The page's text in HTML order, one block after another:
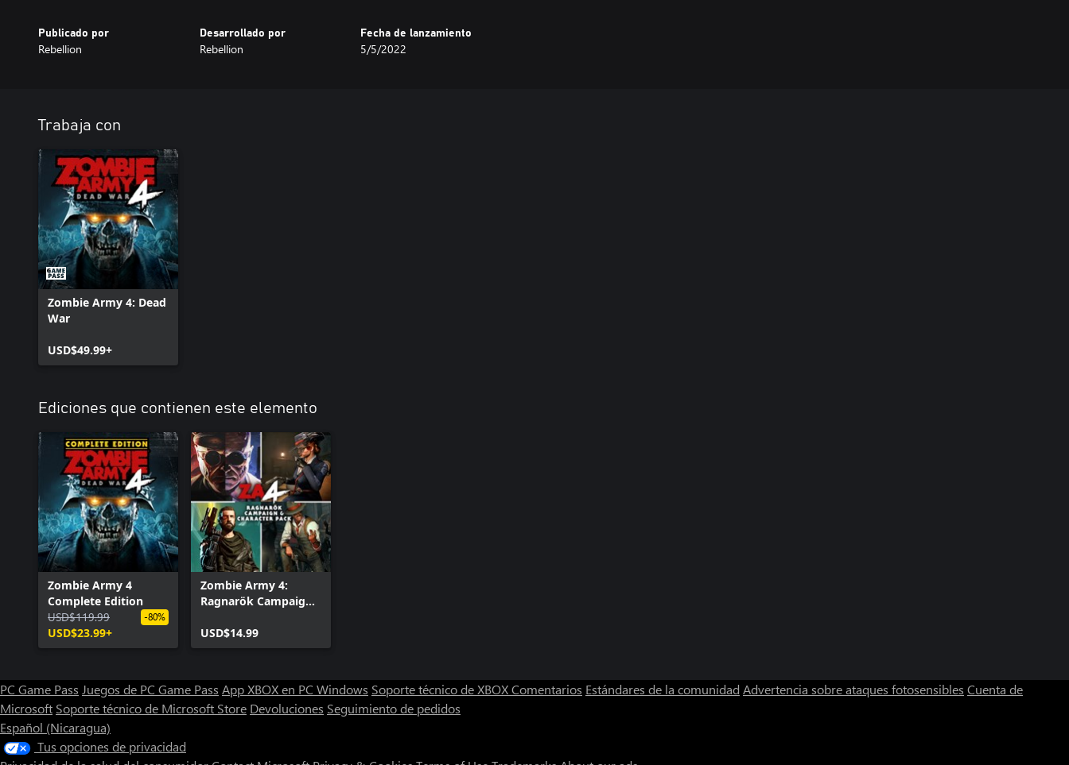
Publicado por
Rebellion
Desarrollado por
Rebellion
Fecha de lanzamiento
5/5/2022
Trabaja con
Zombie Army 4: Dead
War
USD$49.99+
Ediciones que contienen este elemento
Zombie Army 4
Complete Edition
USD$119.99
USD$23.99+
-80%
Zombie Army 4:
Ragnarök Campaign
USD$14.99
PC Game Pass Juegos de PC Game Pass App XBOX en PC Windows Soporte técnico de XBOXComentarios Estándares de la comunidad Advertencia sobre ataques fotosensibles Cuenta de
Microsoft Soporte técnico de Microsoft Store Devoluciones Seguimiento de pedidos
Español (Nicaragua)
Tus opciones de privacidad